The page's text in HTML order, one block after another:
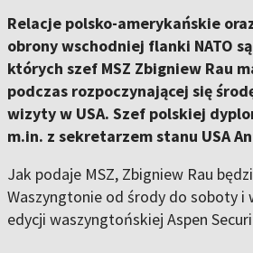
Relacje polsko-amerykańskie
obrony wschodniej flanki NATO
których szef MSZ Zbigniew Rau
podczas rozpoczynającej się
wizyty w USA. Szef polskiej
m.in. z sekretarzem stanu USA
Jak podaje MSZ, Zbigniew Rau
Waszyngtonie od środy do soboty i
edycji waszyngtońskiej Aspen